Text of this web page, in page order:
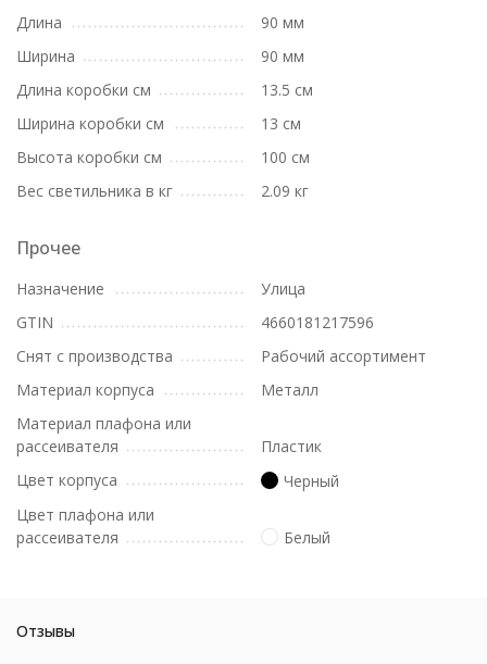
Длина
90 мм
Ширина
90 мм
Длина коробки см
13.5 см
Ширина коробки см
13 см
Высота коробки см
100 см
Вес светильника в кг
2.09 кг
Прочее
Назначение
Улица
GTIN
4660181217596
Снят с производства
Рабочий ассортимент
Материал корпуса
Металл
Материал плафона или
рассеивателя
Пластик
Цвет корпуса
Черный
Цвет плафона или
рассеивателя
Белый
Отзывы